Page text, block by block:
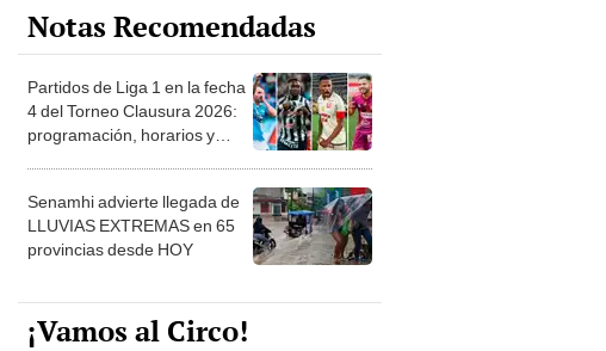
Notas Recomendadas
Partidos de Liga 1 en la fecha
4 del Torneo Clausura 2026:
programación, horarios y
Senamhi advierte llegada de
LLUVIAS EXTREMAS en 65
provincias desde HOY
¡Vamos al Circo!